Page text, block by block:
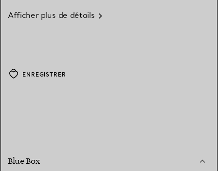
Afficher plus de détails
ENREGISTRER
Blue Box